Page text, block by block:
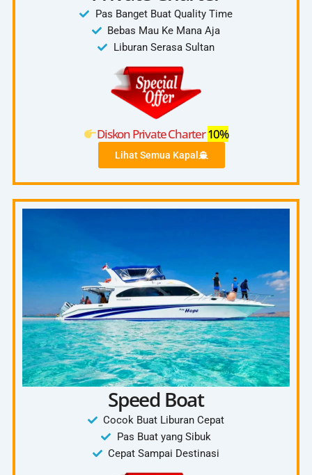
Pas Banget Buat Quality Time
Bebas Mau Ke Mana Aja
Liburan Serasa Sultan
Diskon Private Charter10%
Lihat Semua Kapal
Speed Boat
Cocok Buat Liburan Cepat
Pas Buat yang Sibuk
Cepat Sampai Destinasi